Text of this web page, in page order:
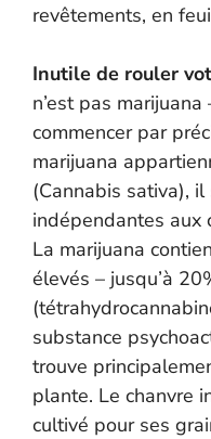
revêtements, en
Inutile de rouler
n’est pas
commencer par
marijuana
(Cannabis sativa), il
indépendantes aux
La marijuana
élevés – jusqu’à
substance
trouve
plante. Le chanvre
cultivé pour ses